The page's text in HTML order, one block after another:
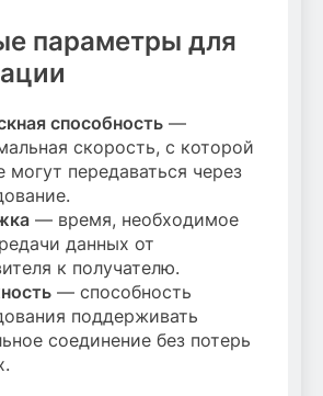
параметры для
способность —
скорость, с которой
могут передаваться через
— время, необходимое
данных от
к получателю.
— способность
поддерживать
соединение без потерь